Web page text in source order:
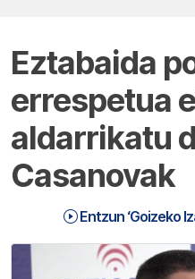
Eztabaida
errespetua
aldarrikatu
Casanovak
Entzun ‘Goizeko